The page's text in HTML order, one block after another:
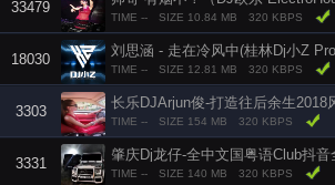
33479
TIME -- SIZE 10.84 MB 320 KBPS
18030
刘思涵 - 走在冷风中(桂林Dj小Z
TIME -- SIZE 12.81 MB 320 KBPS
3303
长乐DJArjun俊-打造往后余生
TIME -- SIZE 154 MB 320 KBPS
3331
肇庆Dj龙仔-全中文国粤语Club抖
TIME -- SIZE 140 MB 320 KBPS